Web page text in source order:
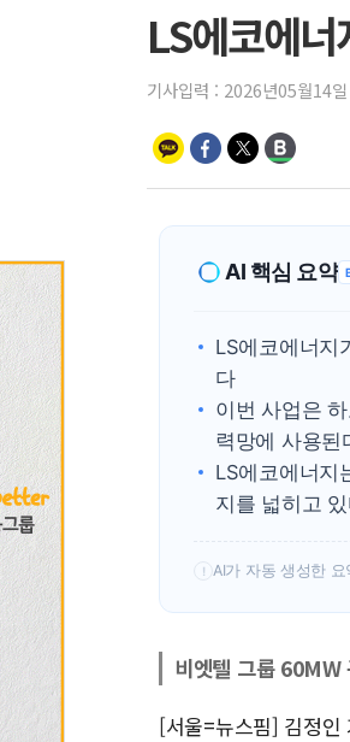
LS에코에
기사입력 : 2026년05월14
AI 핵심 요약
LS에코에너지
다
이번 사업은
력망에 사용된
LS에코에너지
지를 넓히고
! AI가 자동 생성한
비엣텔 그룹 60MW
[서울=뉴스핌] 김정인